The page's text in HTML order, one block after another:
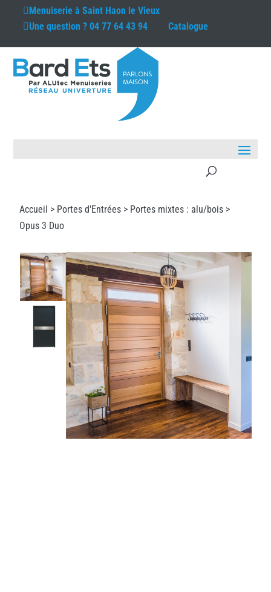
Menuiserie àSaint Haon le Vieux
Une question ?04 77 64 43 94 Catalogue
Accueil > Portes d'Entrées > Portes mixtes : alu/bois >
Opus 3 Duo